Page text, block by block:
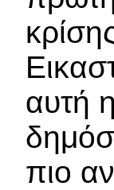
αυτή
πιο